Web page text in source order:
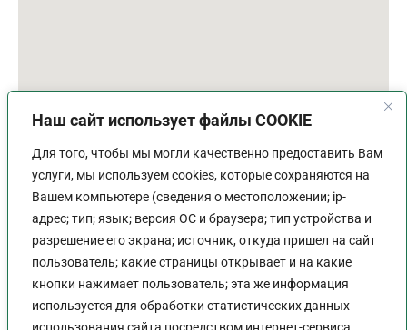
Наш сайт использует файлы COOKIE
Для того, чтобы мы могли качественно предоставить Вам
услуги, мы используем cookies, которые сохраняются на
Вашем компьютере (сведения о местоположении; ip-
адрес; тип; язык; версия ОС и браузера; тип устройства и
разрешение его экрана; источник, откуда пришел на сайт
пользователь; какие страницы открывает и на какие
кнопки нажимает пользователь; эта же информация
используется для обработки статистических данных
График работы
Пн-Пт:9:00 - 18:00